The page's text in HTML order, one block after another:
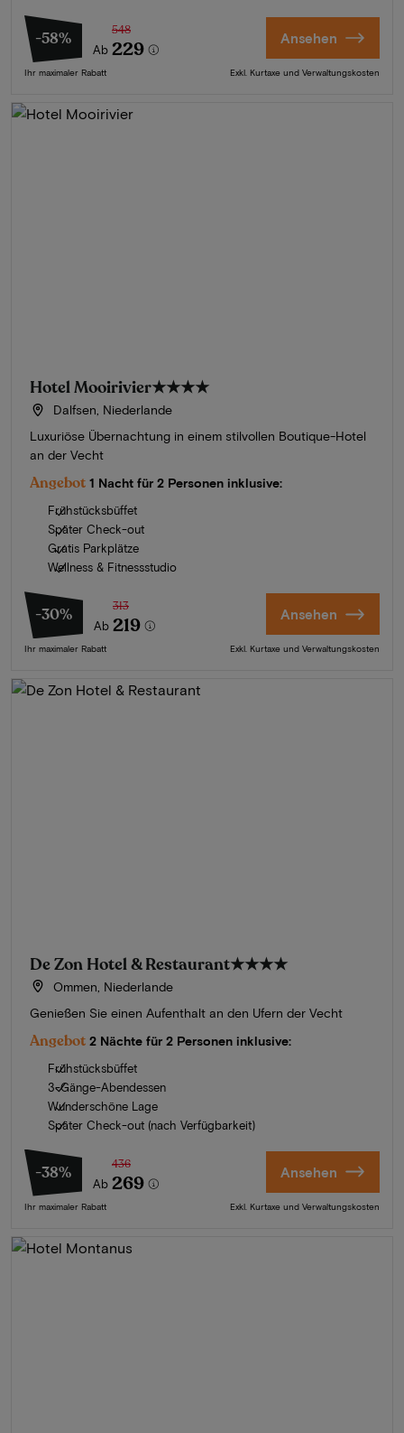
-58%
Ab
548
229
Ihr maximaler Rabatt
Ansehen
Exkl. Kurtaxe und Verwaltungskosten
Hotel Mooirivier★★★★
Dalfsen, Niederlande
Luxuriöse Übernachtung in einem stilvollen Boutique-Hotel
an der Vecht
Angebot 1 Nacht für 2 Personen inklusive:
Frühstücksbüffet
Später Check-out
Gratis Parkplätze
Wellness & Fitnessstudio
-30%
Ab
313
219
Ihr maximaler Rabatt
Ansehen
Exkl. Kurtaxe und Verwaltungskosten
De Zon Hotel & Restaurant★★★★
Ommen, Niederlande
Genießen Sie einen Aufenthalt an den Ufern der Vecht
Angebot 2 Nächte für 2 Personen inklusive:
Frühstücksbüffet
3-Gänge-Abendessen
Wunderschöne Lage
Später Check-out (nach Verfügbarkeit)
-38%
Ab
436
269
Ihr maximaler Rabatt
Ansehen
Exkl. Kurtaxe und Verwaltungskosten